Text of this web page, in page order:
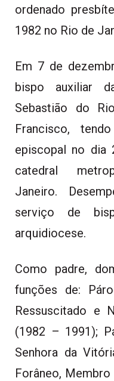
ordenado
1982 no Rio de
Em 7 de
bispo auxiliar
Sebastião do
Francisco,
episcopal no dia
catedral
Janeiro.
serviço de
arquidiocese.
Como padre,
funções de:
Ressuscitado e
(1982 – 1991);
Senhora da
Forâneo,